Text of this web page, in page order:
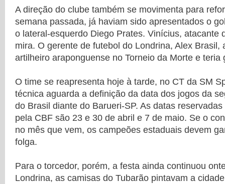
A direção do clube também se movimenta para
semana passada, já haviam sido apresentados o
o lateral-esquerdo Diego Prates. Vinícius, atacante
mira. O gerente de futebol do Londrina, Alex Brasil,
artilheiro araponguense no Torneio da Morte e teria
O time se reapresenta hoje à tarde, no CT da SM
técnica aguarda a definição da data dos jogos da
do Brasil diante do Barueri-SP. As datas
pela CBF são 23 e 30 de abril e 7 de maio. Se o
no mês que vem, os campeões estaduais devem
folga.
Para o torcedor, porém, a festa ainda continuou
Londrina, as camisas do Tubarão pintavam a